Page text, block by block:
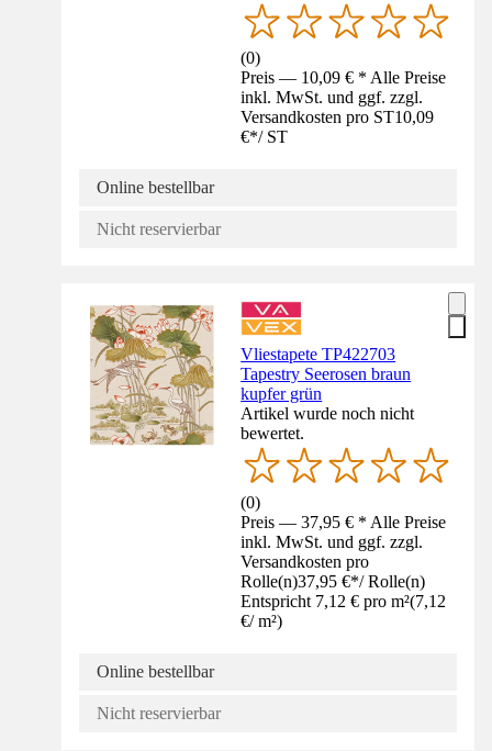
(0)
Preis — 10,09 € * Alle Preise
inkl. MwSt. und ggf. zzgl.
Versandkosten pro ST10,09
€*/ ST
Online bestellbar
Nicht reservierbar
Vliestapete TP422703
Tapestry Seerosen braun
kupfer grün
Artikel wurde noch nicht
bewertet.
(0)
Preis — 37,95 € * Alle Preise
inkl. MwSt. und ggf. zzgl.
Versandkosten pro
Rolle(n)37,95 €*/ Rolle(n)
Entspricht 7,12 € pro m²(7,12
€/ m²)
Online bestellbar
Nicht reservierbar